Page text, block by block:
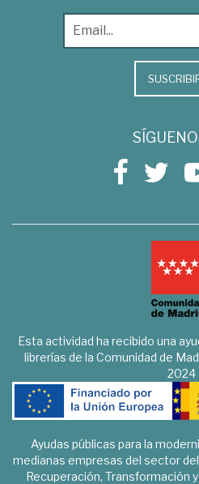
Esta actividad ha recibido una
librerías de la Comunidad de
2024
Ayudas públicas para la
medianas empresas del sector
Recuperación, Transformación